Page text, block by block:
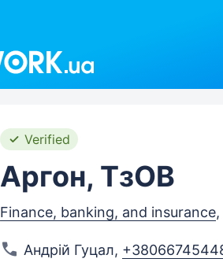
Verified
Аргон, ТзОВ
Finance, banking, and insurance
Андрій Гуцал,